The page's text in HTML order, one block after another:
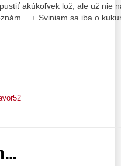
akúkoľvek lož, ale už nie
+ Sviniam sa iba o